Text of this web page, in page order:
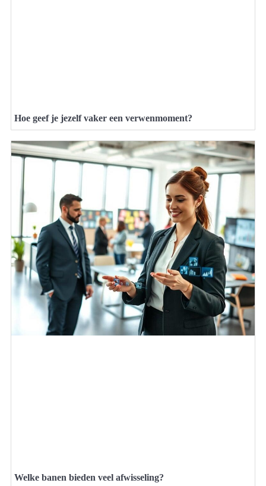
Hoe geef je jezelf vaker een verwenmoment?
Welke banen bieden veel afwisseling?